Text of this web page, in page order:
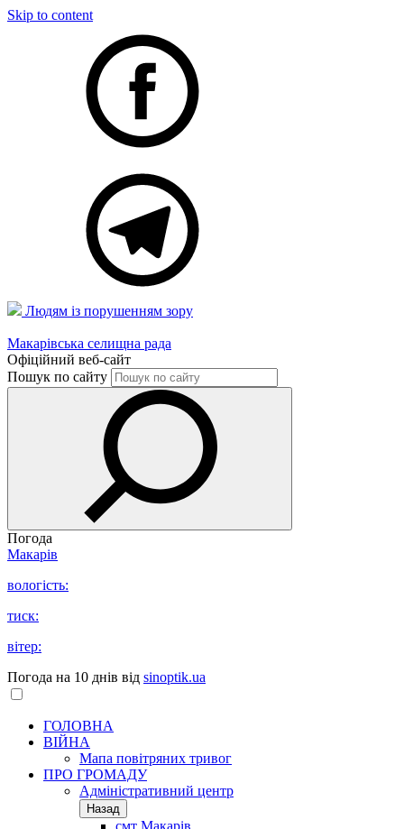
Skip to content
Людям із порушенням зору
Макарівська селищна рада
Офіційний веб-сайт
Пошук по сайту
Погода
Макарів
вологість:
тиск:
вітер:
Погода на 10 днів від sinoptik.ua
ГОЛОВНА
ВІЙНА
Мапа повітряних тривог
ПРО ГРОМАДУ
Aдміністративний центр
Назад
смт Макарів